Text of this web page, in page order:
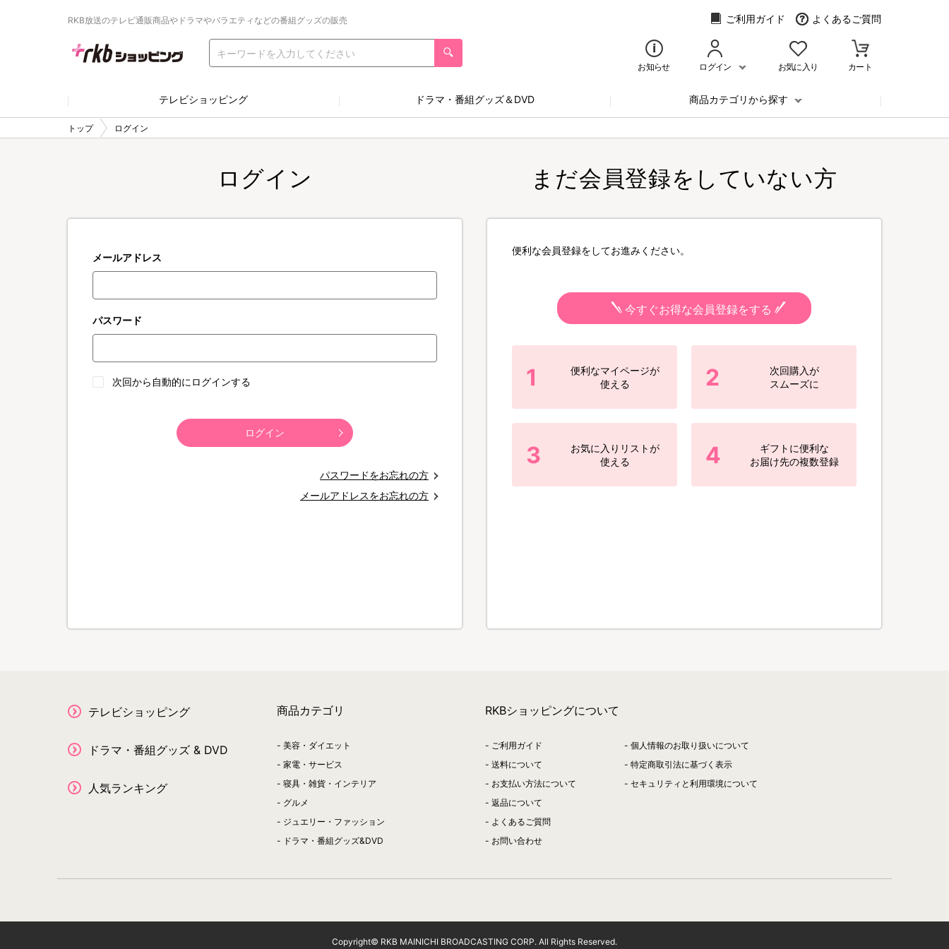
RKB放送のテレビ通販商品やドラマやバラエティなどの番組グッズの販売 ご利用ガイド よくあるご質問
お知らせ ログイン お気に入り カート
テレビショッピング ドラマ・番組グッズ＆DVD 商品カテゴリから探す
トップ ログイン
ログイン
メールアドレス
パスワード
次回から自動的にログインする
ログイン
パスワードをお忘れの方
メールアドレスをお忘れの方
まだ会員登録をしていない方
便利な会員登録をしてお進みください。
今すぐお得な会員登録をする
1
便利なマイページが
使える
2
次回購入が
スムーズに
3
お気に入りリストが
使える
4
ギフトに便利な
お届け先の複数登録
テレビショッピング
ドラマ・番組グッズ & DVD
人気ランキング
商品カテゴリ
美容・ダイエット
家電・サービス
寝具・雑貨・インテリア
グルメ
ジュエリー・ファッション
ドラマ・番組グッズ&DVD
RKBショッピングについて
ご利用ガイド
送料について
お支払い方法について
返品について
よくあるご質問
お問い合わせ
個人情報のお取り扱いについて
特定商取引法に基づく表示
セキュリティと利用環境について
Copyright© RKB MAINICHI BROADCASTING CORP. All Rights Reserved.